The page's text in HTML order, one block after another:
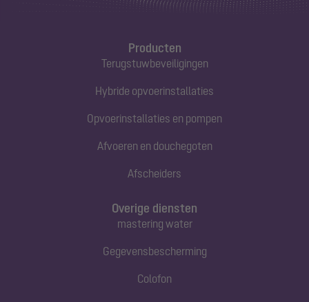
Producten
Terugstuwbeveiligingen
Hybride opvoerinstallaties
Opvoerinstallaties en pompen
Afvoeren en douchegoten
Afscheiders
Overige diensten
mastering water
Gegevensbescherming
Colofon